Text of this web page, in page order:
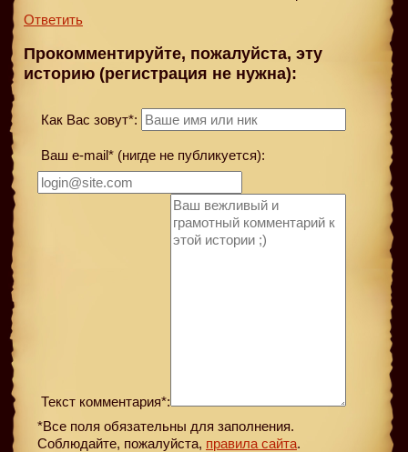
Ответить
Прокомментируйте, пожалуйста, эту
историю (регистрация не нужна):
Как Вас зовут*:
Ваш e-mail* (нигде не публикуется):
Текст комментария*:
*Все поля обязательны для заполнения.
Соблюдайте, пожалуйста, правила сайта.